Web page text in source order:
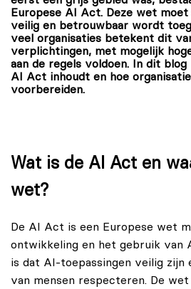
Europese AI Act. Deze wet
veilig en betrouwbaar wordt
veel organisaties betekent dit
verplichtingen, met mogelijk
aan de regels voldoen. In dit
AI Act inhoudt en hoe
voorbereiden.
Wat is de AI Act en
wet?
De AI Act is een Europese wet
ontwikkeling en het gebruik van
is dat AI-toepassingen veilig zijn
van mensen respecteren. De